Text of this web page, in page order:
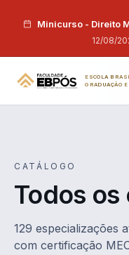
Minicurso - Direito
12/08/
ESCOLA
GRADUAÇÃO
CATÁLOGO
Todos os
129 especializações
com certificação